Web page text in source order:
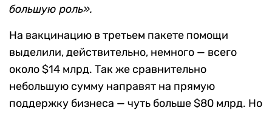
большую роль».
На вакцинацию в третьем пакете помощи
выделили, действительно, немного — всего
около $14 млрд. Так же сравнительно
небольшую сумму направят на прямую
поддержку бизнеса — чуть больше $80 млрд. Но